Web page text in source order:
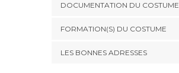
DOCUMENTATION DU COSTUME
FORMATION(S) DU COSTUME
LES BONNES ADRESSES